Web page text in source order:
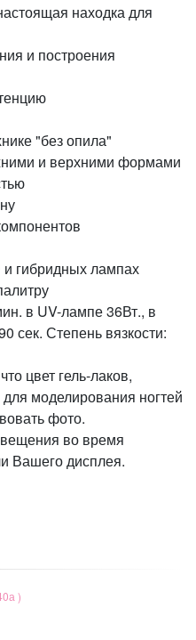
находка для
и построения
"без опила"
и верхними формами
гибридных лампах
в UV-лампе 36Вт., в
сек. Степень вязкости:
цвет гель-лаков,
моделирования ногтей
фото.
во время
Вашего дисплея.
)